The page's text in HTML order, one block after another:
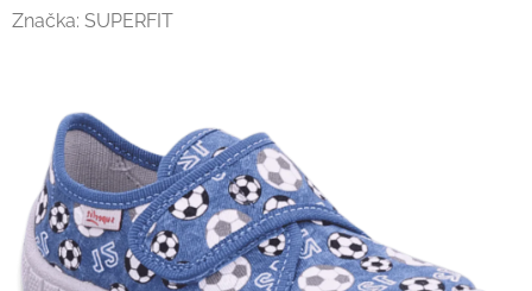
Značka: SUPERFIT